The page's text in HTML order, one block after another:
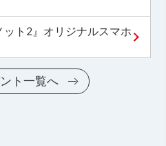
ト2』オリジナルスマホ
ト一覧へ